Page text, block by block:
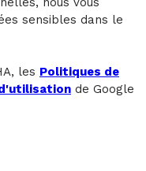
sensibles dans le
les Politiques de
de Google